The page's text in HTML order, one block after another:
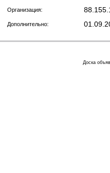
Организация:
Дополнительно:
Доска